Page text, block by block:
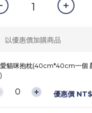
以優惠價加購商品
貓咪抱枕(40cm*40cm一個
優惠價